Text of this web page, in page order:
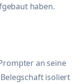
haben.
an seine
isoliert